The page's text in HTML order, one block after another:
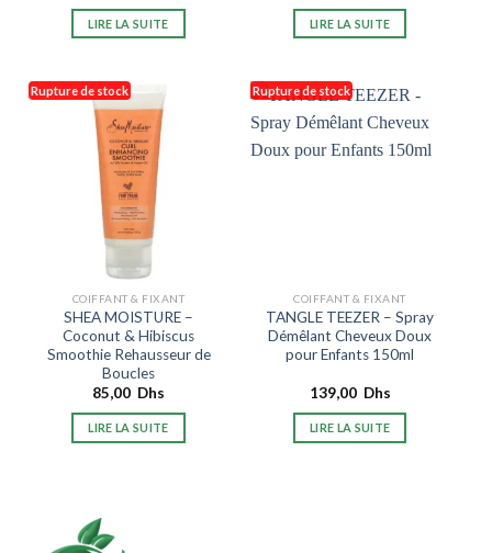
LIRE LA SUITE LIRE LA SUITE
Rupture de stock
COIFFANT & FIXANT
SHEA MOISTURE –
Coconut & Hibiscus
Smoothie Rehausseur de
Boucles
85,00 Dhs
LIRE LA SUITE
Rupture de stock
COIFFANT & FIXANT
TANGLE TEEZER – Spray
Démêlant Cheveux Doux
pour Enfants 150ml
139,00 Dhs
LIRE LA SUITE